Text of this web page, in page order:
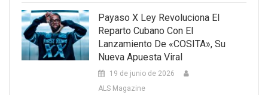
Payaso X Ley Revoluciona El
Reparto Cubano Con El
Lanzamiento De «COSITA», Su
Nueva Apuesta Viral
19 de junio de 2026
ALS Magazine